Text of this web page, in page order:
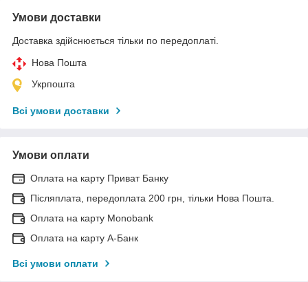
Умови доставки
Доставка здійснюється тільки по передоплаті.
Нова Пошта
Укрпошта
Всі умови доставки
Умови оплати
Оплата на карту Приват Банку
Післяплата, передоплата 200 грн, тільки Нова Пошта.
Оплата на карту Monobank
Оплата на карту А-Банк
Всі умови оплати